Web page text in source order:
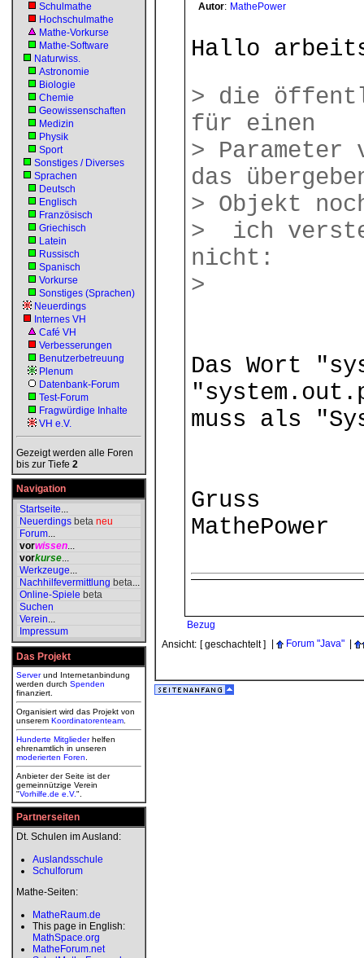
Schulmathe
Hochschulmathe
Mathe-Vorkurse
Mathe-Software
Naturwiss.
Astronomie
Biologie
Chemie
Geowissenschaften
Medizin
Physik
Sport
Sonstiges / Diverses
Sprachen
Deutsch
Englisch
Französisch
Griechisch
Latein
Russisch
Spanisch
Vorkurse
Sonstiges (Sprachen)
Neuerdings
Internes VH
Café VH
Verbesserungen
Benutzerbetreuung
Plenum
Datenbank-Forum
Test-Forum
Fragwürdige Inhalte
VH e.V.
Gezeigt werden alle Foren
bis zur Tiefe 2
Navigation
Startseite...
Neuerdings beta neu
Forum...
vorwissen...
vorkurse...
Werkzeuge...
Nachhilfevermittlung beta...
Online-Spiele beta
Suchen
Verein...
Impressum
Das Projekt
Serverund Internetanbindung
werden durch Spenden
finanziert.
Organisiert wird das Projekt von
unserem Koordinatorenteam
Hunderte Mitgliederhelfen
ehrenamtlich in unseren
moderierten Foren
Anbieter der Seite ist der
gemeinnützige Verein
"Vorhilfe.de e.V.".
Partnerseiten
Dt. Schulen im Ausland:
Auslandsschule
Schulforum
Mathe-Seiten:
MatheRaum.de
This page in English:
MathSpace.org
MatheForum.net
Autor: MathePower
Hallo
> die
für einen
> Parameter
das
> Objekt
> ich
nicht:
>
Das Wort
muss als
Gruss
MathePower
Bezug
Ansicht: [ geschachtelt ] Forum "Java"